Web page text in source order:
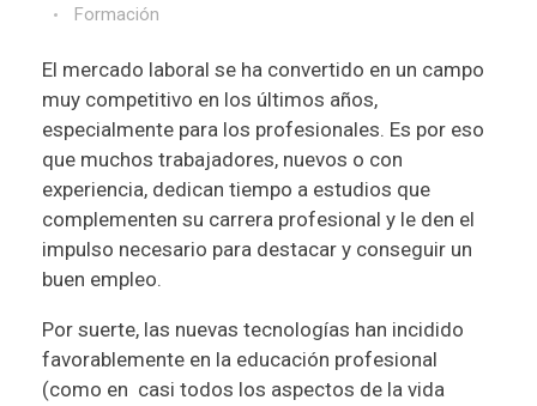
Formación
El mercado laboral se ha convertido en un campo
muy competitivo en los últimos años,
especialmente para los profesionales. Es por eso
que muchos trabajadores, nuevos o con
experiencia, dedican tiempo a estudios que
complementen su carrera profesional y le den el
impulso necesario para destacar y conseguir un
buen empleo.
Por suerte, las nuevas tecnologías han incidido
favorablemente en la educación profesional
(como en casi todos los aspectos de la vida